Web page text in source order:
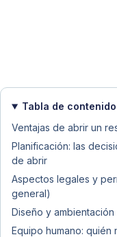
Tabla de
Ventajas de abrir un
Planificación: las
de abrir
Aspectos legales y
general)
Diseño y
Equipo humano: quién